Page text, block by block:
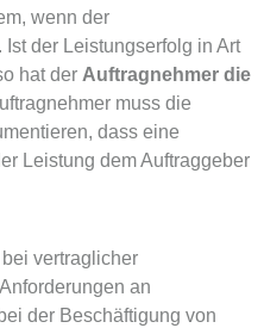
wenn der
Ist der Leistungserfolg in Art
hat der Auftragnehmer die
muss die
dass eine
Leistung dem Auftraggeber
vertraglicher
an
der Beschäftigung von